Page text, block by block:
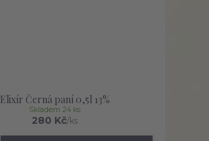
Elixír Černá paní 0,5l 13%
280 Kč/ks
Skladem 24 ks